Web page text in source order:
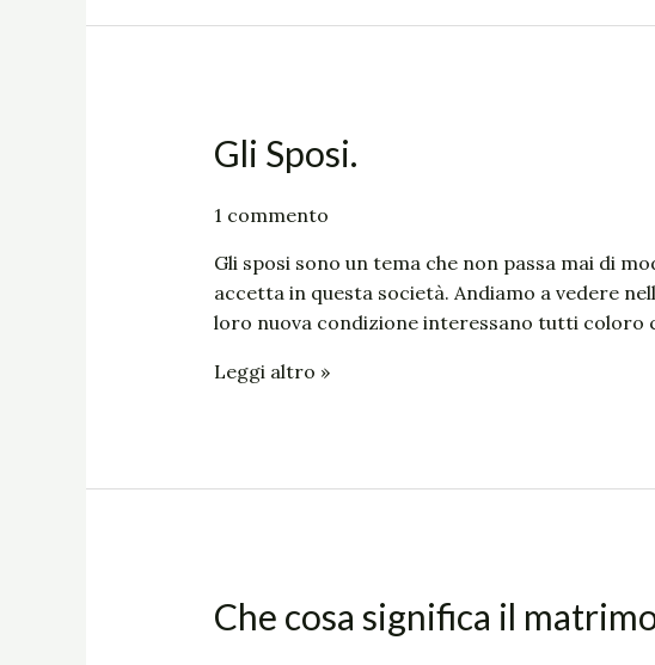
Gli Sposi.
1 commento
Gli sposi sono un tema che non passa mai di
accetta in questa società. Andiamo a vedere
loro nuova condizione interessano tutti coloro
Gli
Sposi.
Leggi altro »
Che cosa significa il
Che
cosa